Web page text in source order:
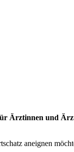
Ärztinnen und
aneignen